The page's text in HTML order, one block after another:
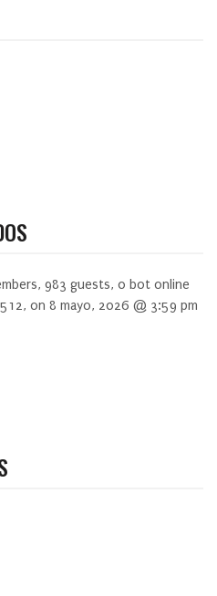
983 guests, 0 bot online
, on 8 mayo, 2026 @ 3:59 pm